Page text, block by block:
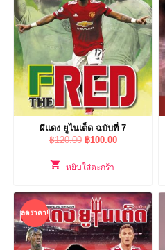
ผีแดง ยูไนเต็ด ฉบับที่ 7
฿120.00 Original
was:
฿100.00Current
หยิบใส่ตะกร้า
ลดราคา!